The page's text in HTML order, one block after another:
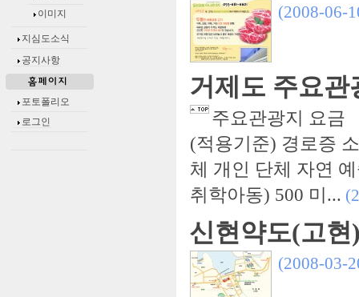
이미지
지심도소식
공지사항
포토폴리오
로그인
(2008-06-
거제도 주요관
주요관광지 요금
(적용기준) 경로증
체 개인 단체 자연
취학아동) 500 미...
신현약도(고현
(2008-03-